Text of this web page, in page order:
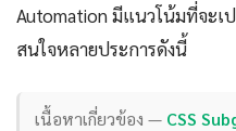
Automation มีแนวโน้มที่จะ
สนใจหลายประการดังนี้
เนื้อหาเกี่ยวข้อง — CSS